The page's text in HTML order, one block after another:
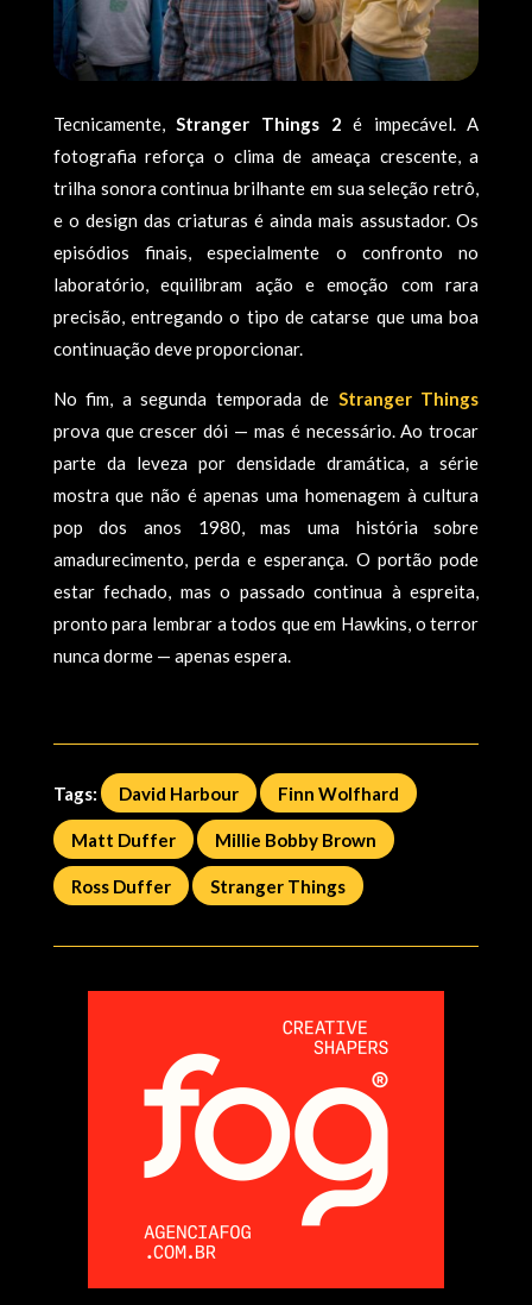
Tecnicamente,Stranger Things 2 é impecável. A
fotografia reforça o clima de ameaça crescente, a
trilha sonora continua brilhante em sua seleção retrô,
e o design das criaturas é ainda mais assustador. Os
episódios finais, especialmente o confronto no
laboratório, equilibram ação e emoção com rara
precisão, entregando o tipo de catarse que uma boa
continuação deve proporcionar.
No fim, a segunda temporada de Stranger Things
prova que crescer dói — mas é necessário. Ao trocar
parte da leveza por densidade dramática, a série
mostra que não é apenas uma homenagem à cultura
pop dos anos 1980, mas uma história sobre
amadurecimento, perda e esperança. O portão pode
estar fechado, mas o passado continua à espreita,
pronto para lembrar a todos que em Hawkins, o terror
nunca dorme — apenas espera.
Tags: David Harbour Finn Wolfhard
Matt Duffer Millie Bobby Brown
Ross Duffer Stranger Things